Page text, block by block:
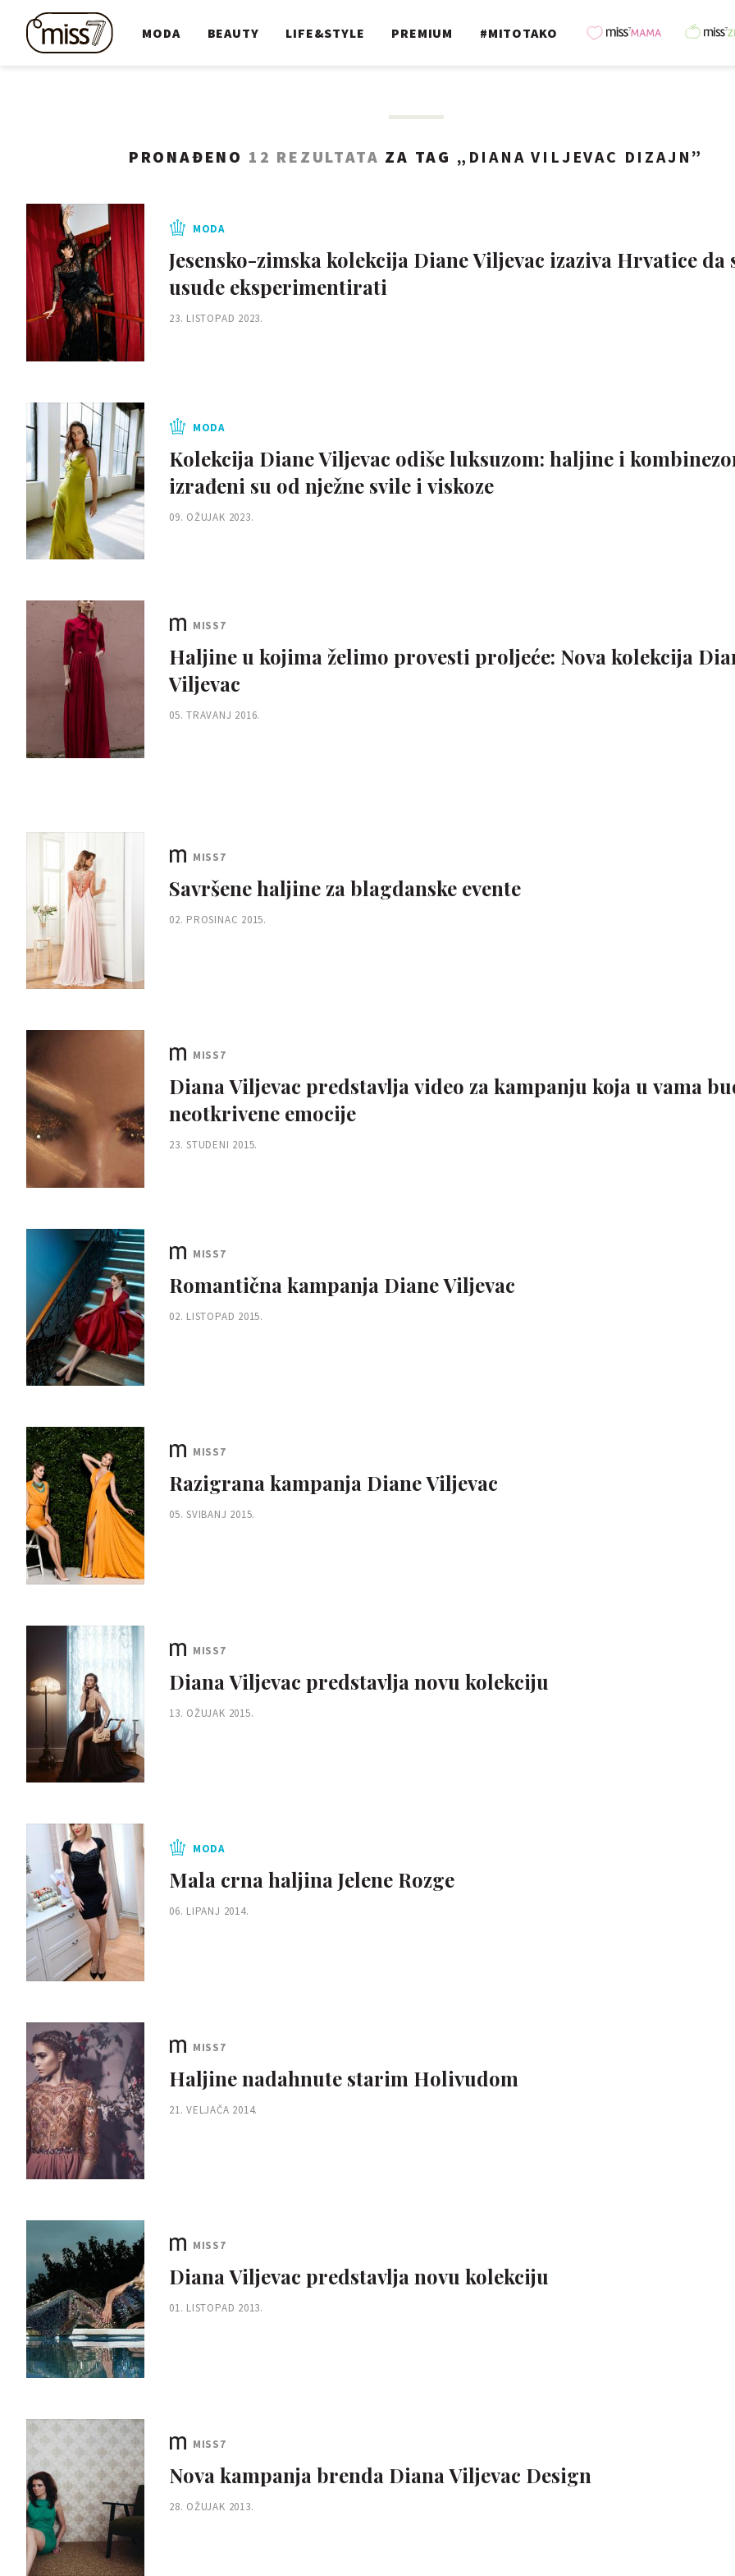
MODA BEAUTY LIFE&STYLE PREMIUM #MITOTAKO
PRONAĐENO 12 REZULTATA ZA TAG „ DIANA VILJEVAC DIZAJN ”
MODA
Jesensko-zimska kolekcija Diane Viljevac izaziva Hrvatice da
usude eksperimentirati
23. LISTOPAD 2023.
MODA
Kolekcija Diane Viljevac odiše luksuzom: haljine i
izrađeni su od nježne svile i viskoze
09. OŽUJAK 2023.
MISS7
Haljine u kojima želimo provesti proljeće: Nova kolekcija
Viljevac
05. TRAVANJ 2016.
MISS7
Savršene haljine za blagdanske evente
02. PROSINAC 2015.
MISS7
Diana Viljevac predstavlja video za kampanju koja u vama
neotkrivene emocije
23. STUDENI 2015.
MISS7
Romantična kampanja Diane Viljevac
02. LISTOPAD 2015.
MISS7
Razigrana kampanja Diane Viljevac
05. SVIBANJ 2015.
MISS7
Diana Viljevac predstavlja novu kolekciju
13. OŽUJAK 2015.
MODA
Mala crna haljina Jelene Rozge
06. LIPANJ 2014.
MISS7
Haljine nadahnute starim Holivudom
21. VELJAČA 2014.
MISS7
Diana Viljevac predstavlja novu kolekciju
01. LISTOPAD 2013.
MISS7
Nova kampanja brenda Diana Viljevac Design
28. OŽUJAK 2013.